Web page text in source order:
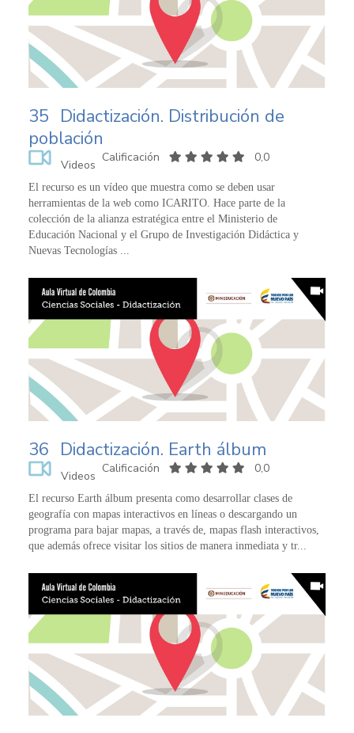
35 Didactización. Distribución de
población
Videos
Calificación 0,0
El recurso es un vídeo que muestra como se deben usar
herramientas de la web como ICARITO. Hace parte de la
colección de la alianza estratégica entre el Ministerio de
Educación Nacional y el Grupo de Investigación Didáctica y
Nuevas Tecnologías ...
36 Didactización. Earth álbum
Videos
Calificación 0,0
El recurso Earth álbum presenta como desarrollar clases de
geografía con mapas interactivos en líneas o descargando un
programa para bajar mapas, a través de, mapas flash interactivos,
que además ofrece visitar los sitios de manera inmediata y tr...